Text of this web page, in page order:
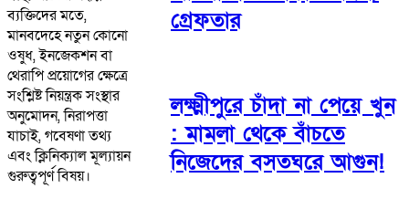
ব্যক্তিদের মতে,
মানবদেহে নতুন কোনো
ওষুধ, ইনজেকশন বা
থেরাপি প্রয়োগের ক্ষেত্রে
সংশ্লিষ্ট নিয়ন্ত্রক সংস্থার
অনুমোদন, নিরাপত্তা
যাচাই, গবেষণা তথ্য
এবং ক্লিনিক্যাল মূল্যায়ন
গুরুত্বপূর্ণ বিষয়।
গ্রেফতার
লক্ষ্মীপুরে চাঁদা না পেয়ে খুন
: মামলা থেকে বাঁচতে
নিজেদের বসতঘরে আগুন!